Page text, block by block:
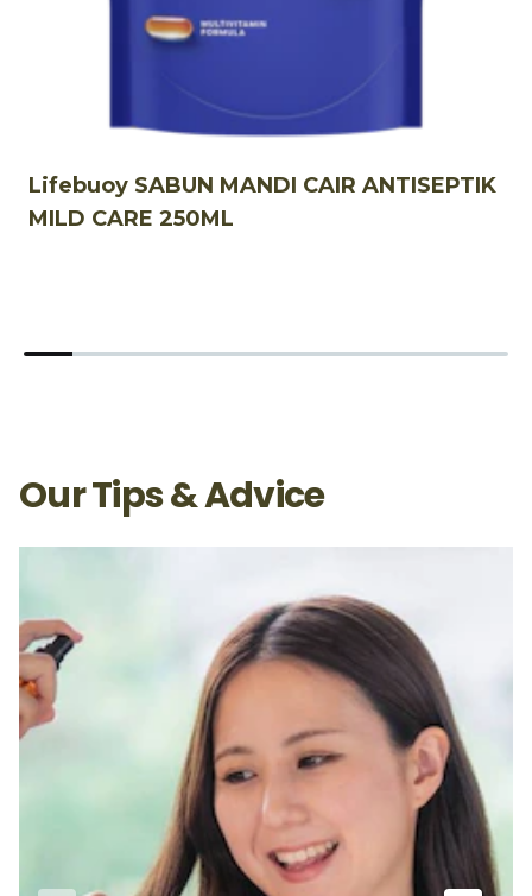
Lifebuoy SABUN MANDI CAIR ANTISEPTIK
MILD CARE 250ML
Our Tips & Advice